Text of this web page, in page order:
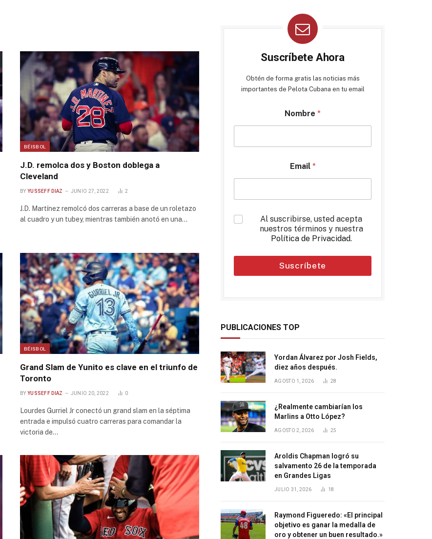
BÉISBOL
J.D. remolca dos y Boston doblega a
Cleveland
BY YUSSEFF DIAZ JUNIO 27, 2022 2
J.D. Martínez remolcó dos carreras a base de un roletazo
al cuadro y un tubey, mientras también anotó en una…
BÉISBOL
Grand Slam de Yunito es clave en el triunfo de
Toronto
BY YUSSEFF DIAZ JUNIO 20, 2022 0
Lourdes Gurriel Jr conectó un grand slam en la séptima
entrada e impulsó cuatro carreras para comandar la
victoria de…
Suscríbete Ahora
Obtén de forma gratis las noticias más
importantes de Pelota Cubana en tu email
Nombre *
Email *
*
Al suscribirse, usted acepta
nuestros términos y nuestra
Política de Privacidad.
Suscríbete
PUBLICACIONES TOP
Yordan Álvarez por Josh Fields,
diez años después.
AGOSTO 1, 2026 28
¿Realmente cambiarían los
Marlins a Otto López?
AGOSTO 2, 2026 25
Aroldis Chapman logró su
salvamento 26 de la temporada
en Grandes Ligas
JULIO 31, 2026 18
Raymond Figueredo: «El principal
objetivo es ganar la medalla de
oro y obtener un buen resultado.»